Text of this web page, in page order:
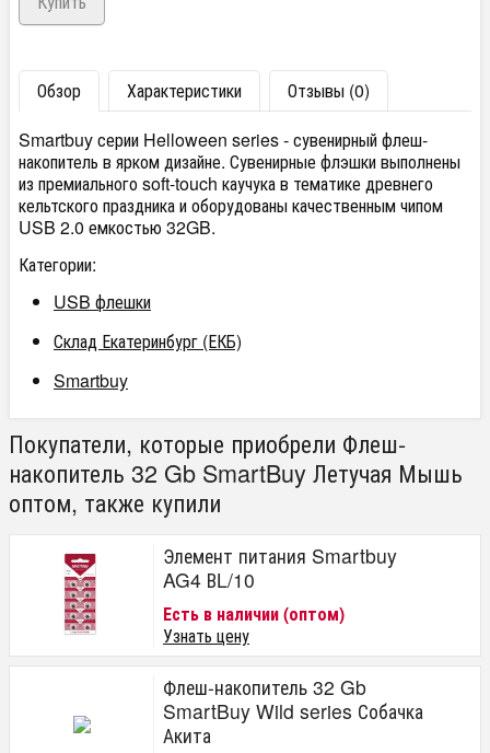
Обзор Характеристики
Отзывы (0)
Smartbuy серии Helloween series - сувенирный флеш-
накопитель в ярком дизайне. Сувенирные флэшки выполнены
из премиального soft-touch каучука в тематике древнего
кельтского праздника и оборудованы качественным чипом
USB 2.0 емкостью 32GB.
Категории:
USB флешки
Склад Екатеринбург (ЕКБ)
Smartbuy
Покупатели, которые приобрели Флеш-
накопитель 32 Gb SmartBuy Летучая Мышь
оптом, также купили
Элемент питания Smartbuy
AG4 ВL/10
Есть в наличии (оптом)
Узнать цену
Флеш-накопитель 32 Gb
SmartBuy Wild series Собачка
Акита